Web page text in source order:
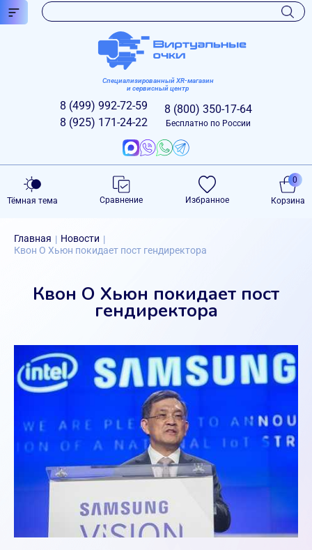
Специализированный XR-магазин
и сервисный центр
8 (499) 992-72-59
8 (925) 171-24-22
8 (800) 350-17-64
Бесплатно по России
Тёмная тема Сравнение Избранное Корзина
0
Главная | Новости |
Квон О Хьюн покидает пост гендиректора
Квон О Хьюн покидает пост
гендиректора